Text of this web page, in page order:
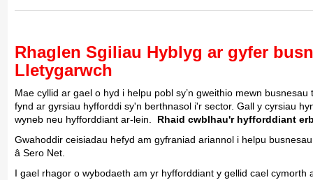
Rhaglen Sgiliau Hyblyg ar gyfer
Lletygarwch
Mae cyllid ar gael o hyd i helpu pobl sy’n gweithio mewn
fynd ar gyrsiau hyfforddi sy'n berthnasol i'r sector. Gall y cyrsiau
wyneb neu hyfforddiant ar-lein. Rhaid cwblhau'r hyfforddiant
Gwahoddir ceisiadau hefyd am gyfraniad ariannol i helpu
â Sero Net.
I gael rhagor o wybodaeth am yr hyfforddiant y gellid cael cymorth